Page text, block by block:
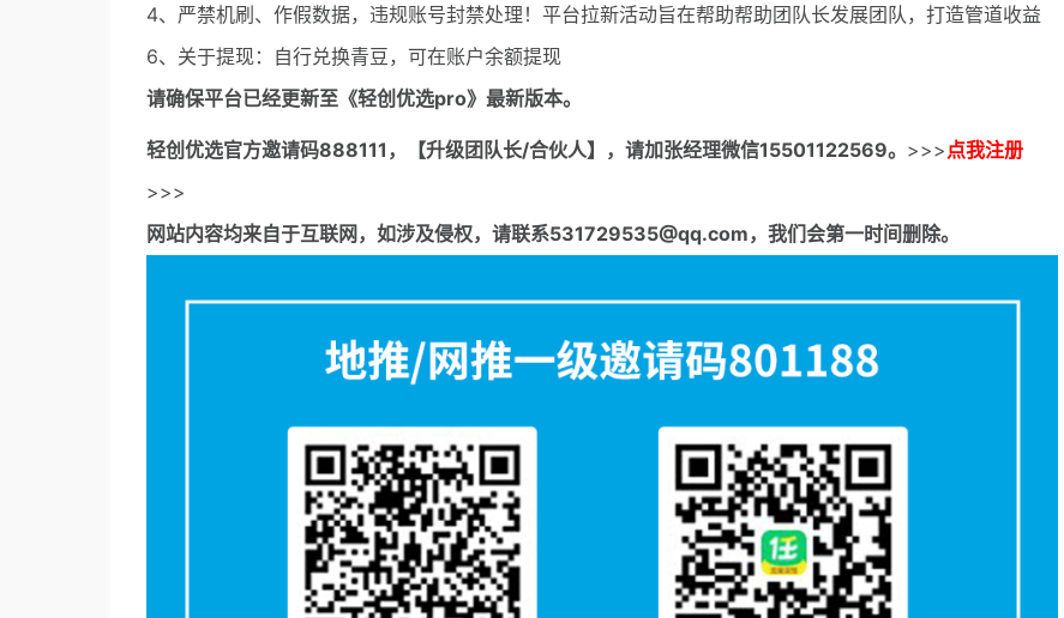
4、严禁机刷、作假数据，违规账号封禁处理！平台拉新活动旨在帮助帮助团队长发展团队，打造管道收益
6、关于提现：自行兑换青豆，可在账户余额提现
请确保平台已经更新至《轻创优选pro》最新版本。
轻创优选官方邀请码888111，【升级团队长/合伙人】，请加张经理微信15501122569。 >>>点我注册
>>>
网站内容均来自于互联网，如涉及侵权，请联系531729535@qq.com，我们会第一时间删除。